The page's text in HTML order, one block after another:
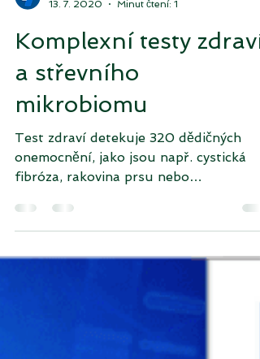
DDC Praha
13. 7. 2020
Komplexní testy zdraví
a střevního
mikrobiomu
onemocnění, jako jsou např. cystická
fibróza, rakovina prsu nebo
Parkinsonova choroba....